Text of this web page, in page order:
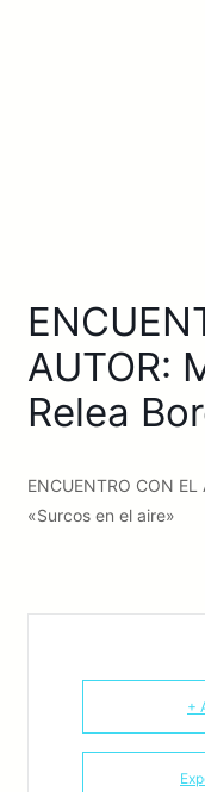
AUTOR:
Relea
ENCUENTRO CON
«Surcos en el aire»
+